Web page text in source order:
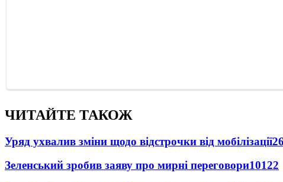
ЧИТАЙТЕ ТАКОЖ
Уряд ухвалив зміни щодо відстрочки від мобілізації
Зеленський зробив заяву про мирні переговори10122